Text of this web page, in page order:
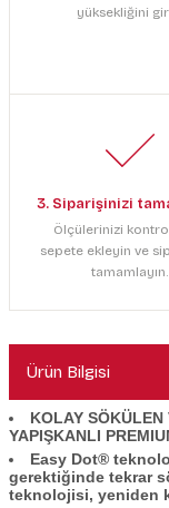
yüksekliğini
3. Siparişinizi
Ölçülerinizi
sepete ekleyin ve
tamamlayın.
Ürün Bilgisi
KOLAY
YAPIŞKANLI
Easy Dot®
gerektiğinde tekrar
teknolojisi, yeniden